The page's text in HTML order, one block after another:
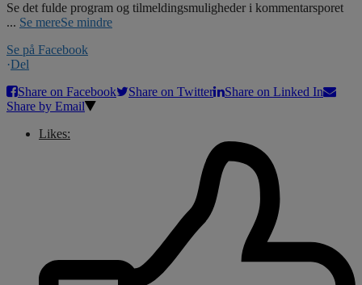
Se det fulde program og tilmeldingsmuligheder i kommentarsporet
... Se mereSe mindre
Se på Facebook
·Del
Share on Facebook
Share on Twitter
Share on Linked In
Share by Email
Likes: